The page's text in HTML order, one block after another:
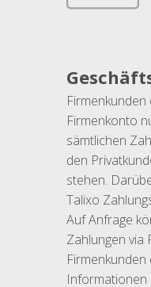
Firmenkonto
sämtlichen
den
stehen.
Talixo
Auf Anfrage
Zahlungen via
Informationen